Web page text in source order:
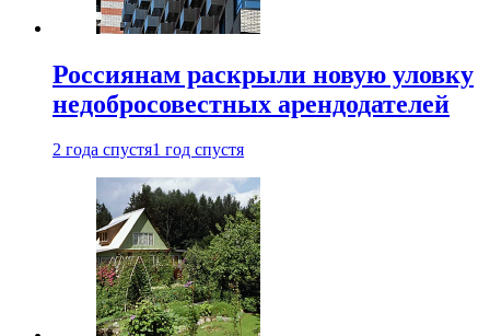
Россиянам раскрыли новую уловку
недобросовестных арендодателей
2 года спустя1 год спустя